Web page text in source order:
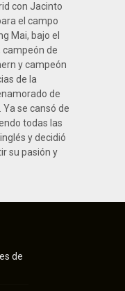
con Jacinto
el campo
Mai, bajo el
campeón de
y campeón
de la
de
se cansó de
todas las
y decidió
su pasión y
de